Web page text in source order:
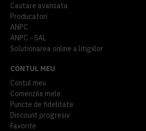
Cautare avansata
Producatori
ANPC
ANPC - SAL
Solutionarea online a litigiilor
CONTUL MEU
Contul meu
Comenzile mele
Puncte de fidelitate
Discount progresiv
Favorite